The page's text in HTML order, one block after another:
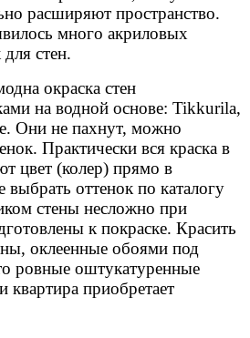
расширяют пространство.
много акриловых
стен.
окраска стен
на водной основе: Tikkurila,
Они не пахнут, можно
Практически вся краска в
цвет (колер) прямо в
оттенок по каталогу
стены несложно при
к покраске. Красить
оклеенные обоями под
ровные оштукатуренные
квартира приобретает